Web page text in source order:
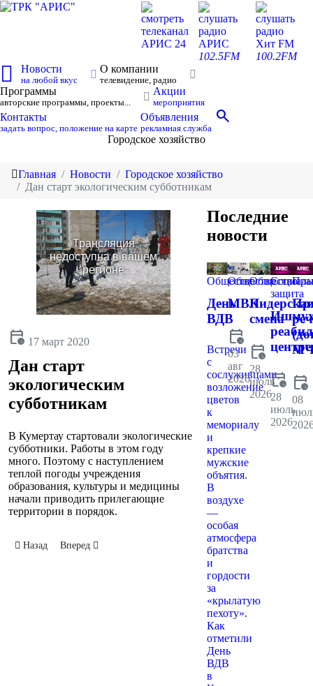
смотреть
телеканал
АРИС 24
слушать
радио
АРИС
102.5FM
слушать
радио
Хит FM
100.2FM
Новости
на любой вкус
О компании
телевидение, радио
Программы
авторские программы, проекты...
Акции
мероприятия
Контакты
задать вопрос, положение на карте
Объявления
рекламная служба
search
Городское хозяйство
Главная Новости
Городское хозяйство
Дан старт экологическим субботникам
calendar_clock 17 март 2020
Дан старт
экологическим
субботникам
В Кумертау стартовали экологические
субботники. Работы в этом году
много. Поэтому с наступлением
теплой погоды учреждения
образования, культуры и медицины
начали приводить прилегающие
территории в порядок.
Предыдущий: В Кумертау отметили День работников жилищно-
Назад Следующий: Внеочередное заседание комиссии по
Вперед
Последние
новости
Общество
День
ВДВ
Встречи
с
сослуживцами,
возложение
цветов
к
мемориалу
и
крепкие
мужские
объятия.
В
воздухе
—
особая
атмосфера
братства
и
гордости
за
«крылатую
пехоту».
Как
отметили
День
ВДВ
в
Общество
МВК
calendar_clock
03
авг
2026
Общество
смена
calendar_clock
28
июль
2026
защита
центре
calendar_clock
28
июль
2026
calendar_clock
08